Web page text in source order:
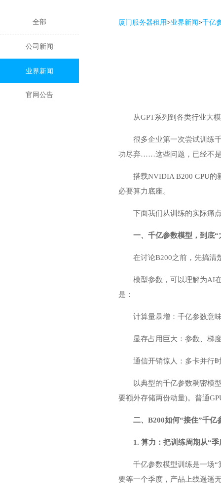
全部
公司新闻
业界新闻
官网公告
厦门服务器租用>业界新闻>千亿
从GPT系列到各类行业大
很多企业第一次尝试训练
功尽弃……这些问题，已经不
搭载NVIDIA B200 GPU的
必要算力底座。
下面我们从训练的实际痛
一、千亿参数模型，到底“
在讨论B200之前，先搞清
模型参数，可以理解为AI
是：
计算量暴增：千亿参数意
显存占用巨大：参数、梯
通信开销惊人：多卡并行
以典型的千亿参数稠密模
要额外存储两份动量)。普通
二、B200如何“接住”千亿
1. 算力：把训练周期从“
千亿参数模型训练是一场“
要等一个季度，产品上线遥遥